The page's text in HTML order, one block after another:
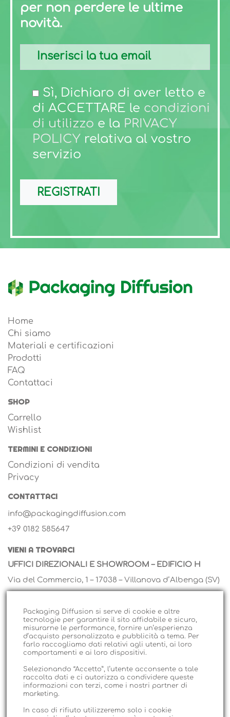
per non perdere le ultime
novità.
Sì, Dichiaro di aver letto e
di ACCETTARE le condizioni
di utilizzo e la PRIVACY
POLICY relativa al vostro
servizio
Home
Chi siamo
Materiali e certificazioni
Prodotti
FAQ
Contattaci
SHOP
Carrello
Wishlist
TERMINI E CONDIZIONI
Condizioni di vendita
Privacy
CONTATTACI
info@packagingdiffusion.com
+39 0182 585647
VIENI A TROVARCI
UFFICI DIREZIONALI E SHOWROOM – EDIFICIO H
Via del Commercio, 1 – 17038 – Villanova d’Albenga (SV)
info@packagingdiffusion.com
VENDITA ALL’INGROSSO – EDIFICIO D
Via Martiri, 46 – 17038 – Villanova d’Albenga (SV)
Email: centrovendita@packagingdiffusion.com
SEDE LEGALE E VENDITA AL DETTAGLIO
Packaging Diffusion si serve di cookie e altre
tecnologie per garantire il sito affidabile e sicuro,
misurarne le performance, fornire un’esperienza
d’acquisto personalizzata e pubblicità a tema. Per
farlo raccogliamo dati relativi agli utenti, ai loro
comportamenti e ai loro dispositivi.
Selezionando “Accetto”, l’utente acconsente a tale
raccolta dati e ci autorizza a condividere queste
informazioni con terzi, come i nostri partner di
marketing.
In caso di rifiuto utilizzeremo solo i cookie